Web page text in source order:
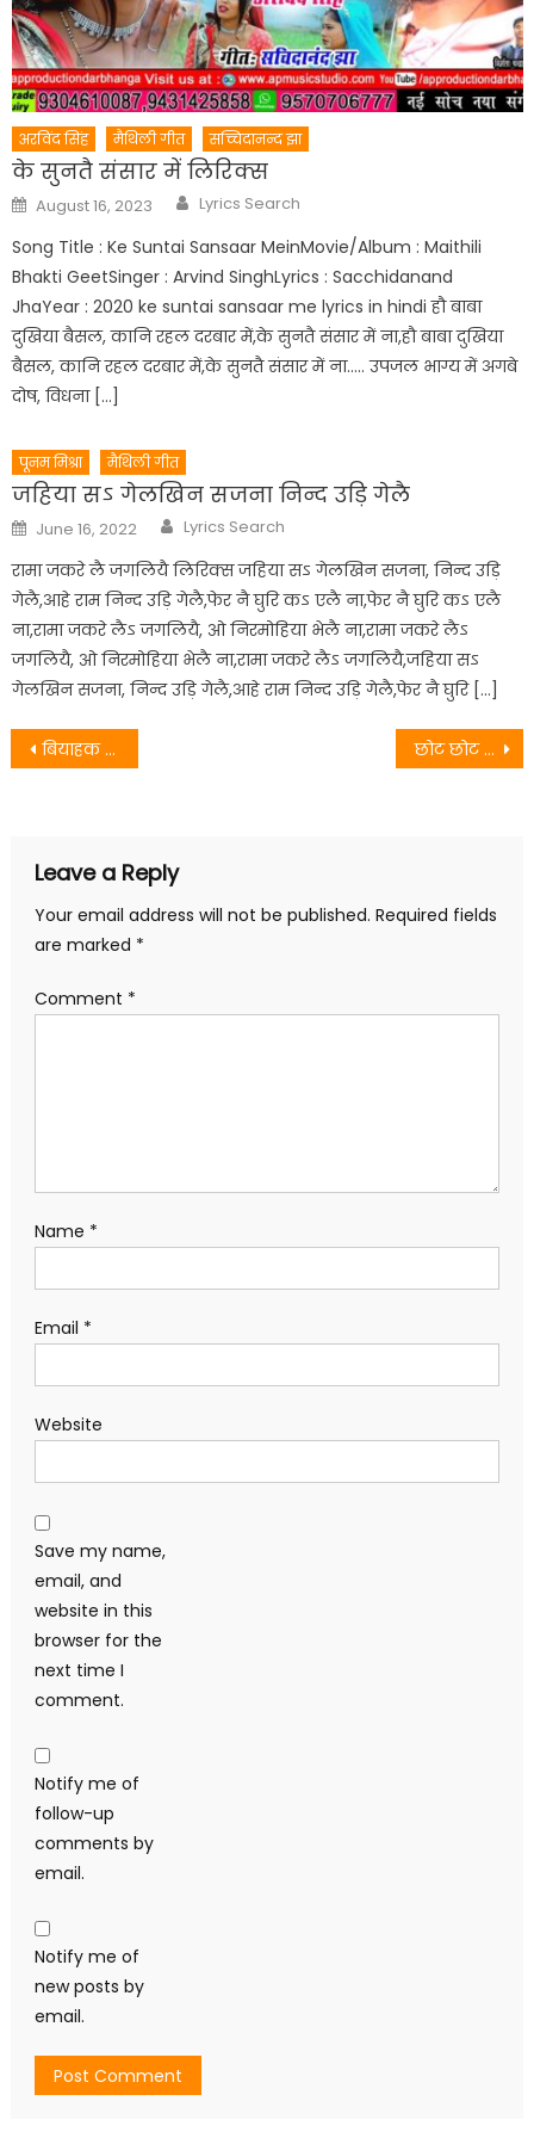
अरविंद सिंह मैथिली गीत सच्चिदानन्द झा
के सुनतै संसार में लिरिक्स
Posted
on
August 16, 2023 Author
Lyrics Search
Song Title : Ke Suntai Sansaar MeinMovie/Album : Maithili
Bhakti GeetSinger : Arvind SinghLyrics : Sacchidanand
JhaYear : 2020 ke suntai sansaar me lyrics in hindi हौ बाबा
दुखिया बैसल, कानि रहल दरबार में,के सुनतै संसार में ना,हौ बाबा दुखिया
बैसल, कानि रहल दरबार में,के सुनतै संसार में ना….. उपजल भाग्य में अगबे
दोष, विधना […]
पूनम मिश्रा मैथिली गीत
जहिया सऽ गेलखिन सजना निन्द उड़ि गेलै
Posted
on
June 16, 2022 Author
Lyrics Search
रामा जकरे लै जगलियै लिरिक्स जहिया सऽ गेलखिन सजना, निन्द उड़ि
गेलै,आहे राम निन्द उड़ि गेलै,फेर नै घुरि कऽ एलै ना,फेर नै घुरि कऽ एलै
ना,रामा जकरे लैऽ जगलियै, ओ निरमोहिया भेलै ना,रामा जकरे लैऽ
जगलियै, ओ निरमोहिया भेलै ना,रामा जकरे लैऽ जगलियै,जहिया सऽ
गेलखिन सजना, निन्द उड़ि गेलै,आहे राम निन्द उड़ि गेलै,फेर नै घुरि […]
Post
बियाहक बोखार – अमित झा छोट छोट रोरी गरैये – पूनम मिश्रा
Leave a Reply
Your email address will not be published. Required fields
are marked *
Comment *
Name *
Email *
Website
Save my name,
email, and
website in this
browser for the
next time I
comment.
Notify me of
follow-up
comments by
email.
Notify me of
new posts by
email.